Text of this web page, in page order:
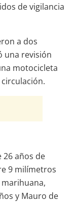
de vigilancia
a dos
una revisión
motocicleta
años de
9 milímetros
y Mauro de